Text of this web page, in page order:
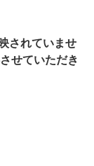
されていませ
せていただき